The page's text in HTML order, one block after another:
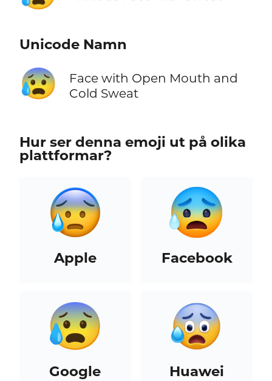
Unicode Namn
😰
Face with Open Mouth and
Cold Sweat
Hur ser denna emoji ut på olika
plattformar?
Apple Facebook
Google Huawei